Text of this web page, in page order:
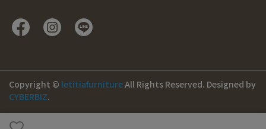
Copyright © letitiafurnitureAll Rights Reserved. Designed by
CYBERBIZ.